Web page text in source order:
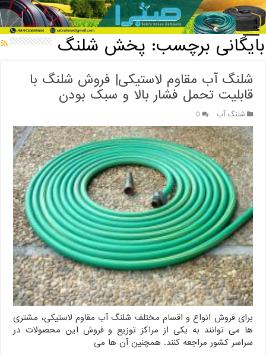
خانه / بایگانی برچسب: پخش شلنگ
بایگانی برچسب: پخش شلنگ
شلنگ آب مقاوم لاستیکی| فروش شلنگ با
قابلیت تحمل فشار بالا و سبک بودن
شلنگ آب 0
برای فروش انواع و اقسام مختلف شلنگ آب مقاوم لاستیکی، مشتری
ها می توانند به یکی از مراکز توزیع و فروش این محصولات در
سراسر کشور مراجعه کنند. همچنین آن ها می